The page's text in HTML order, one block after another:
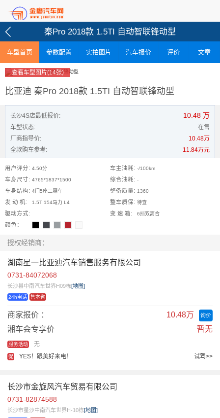
秦Pro 2018款 1.5TI 自动智联锋动型
车型首页 参数配置 实拍图片 汽车报价 评价 文章
查看车型图片(14张)
比亚迪 秦Pro 2018款 1.5TI 自动智联锋动型
长沙4S店最低报价: 10.48 万
车型状态:
在售
厂商指导价:
10.48万
全款购车参考:
11.84万元
用户评分: 4.50分 车主油耗: -/100km
车身尺寸: 4765*1837*1500 综合油耗: -
车身结构: 4门5座三厢车 整备质量: 1360
发 动 机: 1.5T 154马力 L4 整车质保: 待查
驱动方式: 变 速 箱: 6挡双离合
颜色：
授权经销商：
湖南星一比亚迪汽车销售服务有限公司
0731-84072068
长沙县中南汽车世界H09栋[地图]
24h电话 售本省
商家报价 ： 询价
10.48万
湘车会专享价
暂无
服务活动 无
促 YES！跟美好来电！ 试驾>>
长沙市金旋风汽车贸易有限公司
0731-82874588
长沙市星沙中南汽车世界H-10栋[地图]